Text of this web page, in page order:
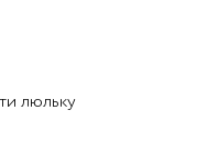
люльку